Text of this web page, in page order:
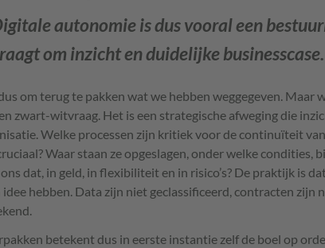
autonomie is dus vooral een
om inzicht en duidelijke businesscase.
om terug te pakken wat we hebben weggegeven. Maar
zwart-witvraag. Het is een strategische afweging die
Welke processen zijn kritiek voor de continuïteit
Waar staan ze opgeslagen, onder welke condities,
dat, in geld, in flexibiliteit en in risico’s? De praktijk is
idee hebben. Data zijn niet geclassificeerd, contracten zijn
betekent dus in eerste instantie zelf de boel op